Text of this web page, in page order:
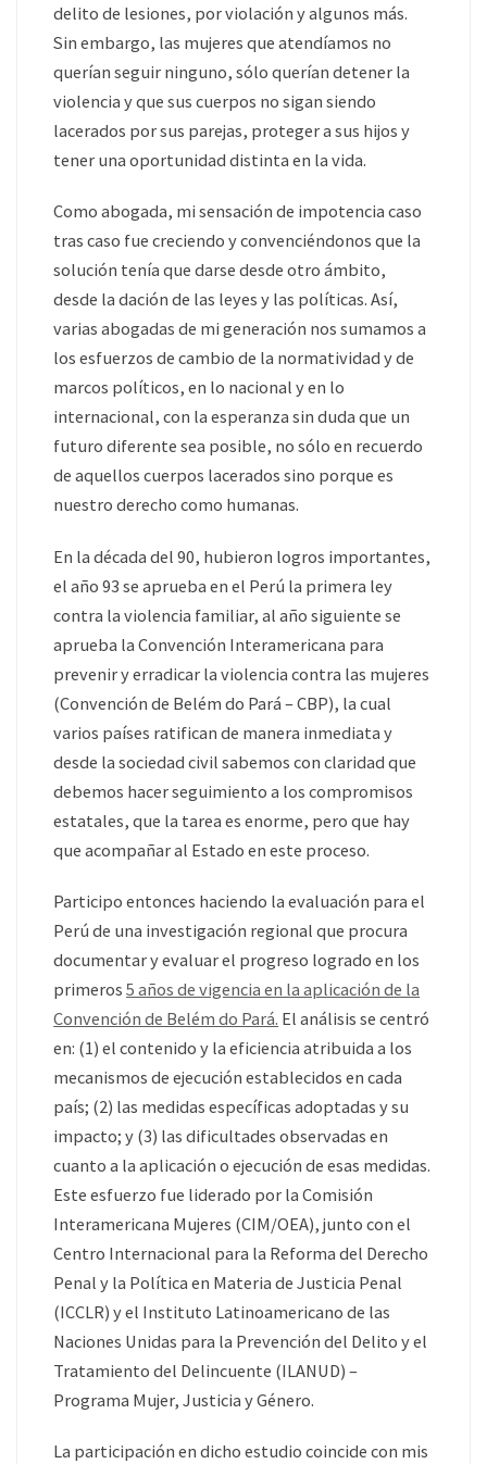
delito de lesiones, por violación y algunos más.
Sin embargo, las mujeres que atendíamos no
querían seguir ninguno, sólo querían detener la
violencia y que sus cuerpos no sigan siendo
lacerados por sus parejas, proteger a sus hijos y
tener una oportunidad distinta en la vida.
Como abogada, mi sensación de impotencia caso
tras caso fue creciendo y convenciéndonos que la
solución tenía que darse desde otro ámbito,
desde la dación de las leyes y las políticas. Así,
varias abogadas de mi generación nos sumamos a
los esfuerzos de cambio de la normatividad y de
marcos políticos, en lo nacional y en lo
internacional, con la esperanza sin duda que un
futuro diferente sea posible, no sólo en recuerdo
de aquellos cuerpos lacerados sino porque es
nuestro derecho como humanas.
En la década del 90, hubieron logros importantes,
el año 93 se aprueba en el Perú la primera ley
contra la violencia familiar, al año siguiente se
aprueba la Convención Interamericana para
prevenir y erradicar la violencia contra las mujeres
(Convención de Belém do Pará – CBP), la cual
varios países ratifican de manera inmediata y
desde la sociedad civil sabemos con claridad que
debemos hacer seguimiento a los compromisos
estatales, que la tarea es enorme, pero que hay
que acompañar al Estado en este proceso.
Participo entonces haciendo la evaluación para el
Perú de una investigación regional que procura
documentar y evaluar el progreso logrado en los
primeros5 años de vigencia en la aplicación de la
Convención de Belém do Pará. El análisis se centró
en: (1) el contenido y la eficiencia atribuida a los
mecanismos de ejecución establecidos en cada
país; (2) las medidas específicas adoptadas y su
impacto; y (3) las dificultades observadas en
cuanto a la aplicación o ejecución de esas medidas.
Este esfuerzo fue liderado por la Comisión
Interamericana Mujeres (CIM/OEA), junto con el
Centro Internacional para la Reforma del Derecho
Penal y la Política en Materia de Justicia Penal
(ICCLR) y el Instituto Latinoamericano de las
Naciones Unidas para la Prevención del Delito y el
Tratamiento del Delincuente (ILANUD) –
Programa Mujer, Justicia y Género.
La participación en dicho estudio coincide con mis